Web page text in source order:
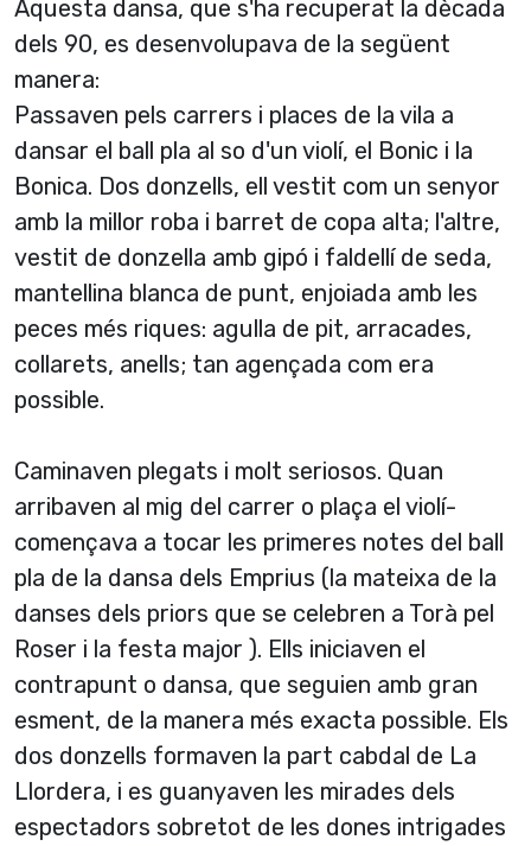
Aquesta dansa, que s'ha recuperat la dècada
dels 90, es desenvolupava de la següent
manera:
Passaven pels carrers i places de la vila a
dansar el ball pla al so d'un violí­, el Bonic i la
Bonica. Dos donzells, ell vestit com un senyor
amb la millor roba i barret de copa alta; l'altre,
vestit de donzella amb gipó i faldellí­ de seda,
mantellina blanca de punt, enjoiada amb les
peces més riques: agulla de pit, arracades,
collarets, anells; tan agençada com era
possible.
Caminaven plegats i molt seriosos. Quan
arribaven al mig del carrer o plaça el violí­
començava a tocar les primeres notes del ball
pla de la dansa dels Emprius (la mateixa de la
danses dels priors que se celebren a Torà pel
Roser i la festa major ). Ells iniciaven el
contrapunt o dansa, que seguien amb gran
esment, de la manera més exacta possible. Els
dos donzells formaven la part cabdal de La
Llordera, i es guanyaven les mirades dels
espectadors sobretot de les dones intrigades